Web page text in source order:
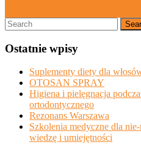
Search
for:
Ostatnie wpisy
Suplementy diety dla
OTOSAN SPRAY
Higiena i pielęgnacja
ortodontycznego
Rezonans Warszawa
Szkolenia medyczne dla
wiedzę i umiejętności